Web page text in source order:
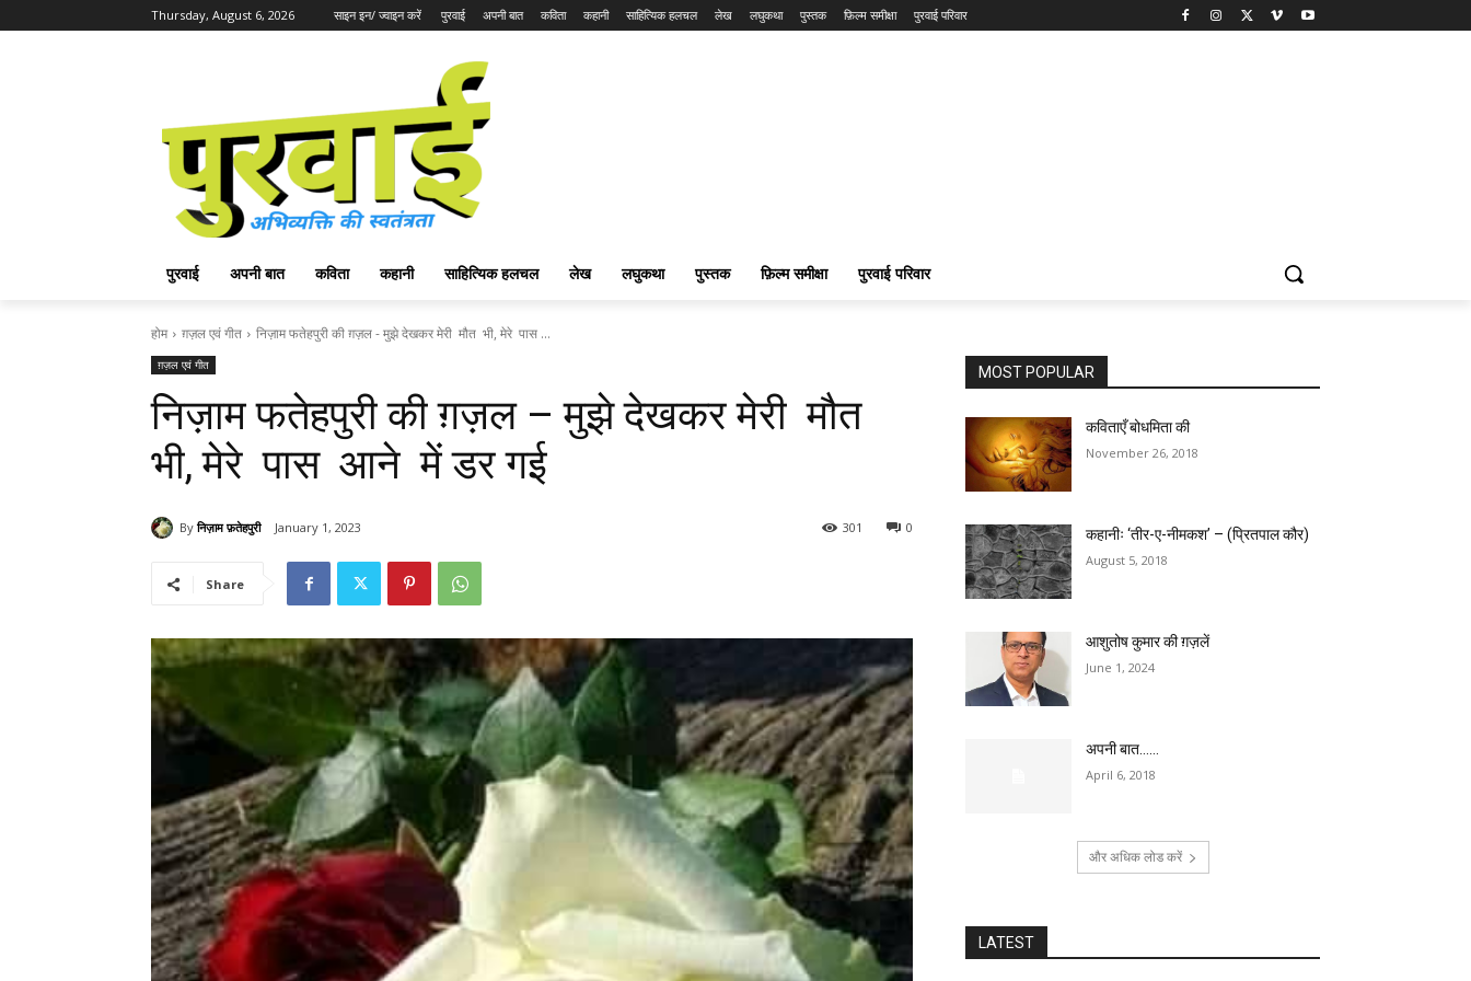
Thursday, August 6, 2026 साइन इन/ ज्वाइन करें पुरवाई अपनी बात कविता कहानी साहित्यिक हलचल लेख लघुकथा पुस्तक फ़िल्म समीक्षा पुरवाई परिवार
पुरवाई अपनी बात कविता कहानी साहित्यिक हलचल लेख लघुकथा पुस्तक फ़िल्म समीक्षा पुरवाई परिवार
होम ग़ज़ल एवं गीत निज़ाम फतेहपुरी की ग़ज़ल - मुझे देखकर मेरी मौत भी, मेरे पास ...
ग़ज़ल एवं गीत
निज़ाम फतेहपुरी की ग़ज़ल – मुझे देखकर मेरी मौत
भी, मेरे पास आने में डर गई
By निज़ाम फ़तेहपुरी January 1, 2023 0
301
Share
MOST POPULAR
कविताएँ बोधमिता की
November 26, 2018
कहानीः ‘तीर-ए-नीमकश’ – (प्रितपाल कौर)
August 5, 2018
आशुतोष कुमार की ग़ज़लें
June 1, 2024
अपनी बात……
April 6, 2018
और अधिक लोड करें
LATEST